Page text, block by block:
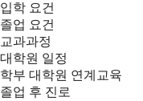
입학 요건
졸업 요건
교과과정
대학원 일정
학부 대학원 연계교육
졸업 후 진로